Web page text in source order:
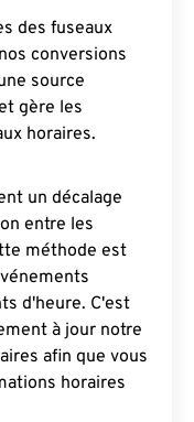
des fuseaux
conversions
source
gère les
horaires.
un décalage
entre les
méthode est
d'heure. C'est
à jour notre
afin que vous
horaires